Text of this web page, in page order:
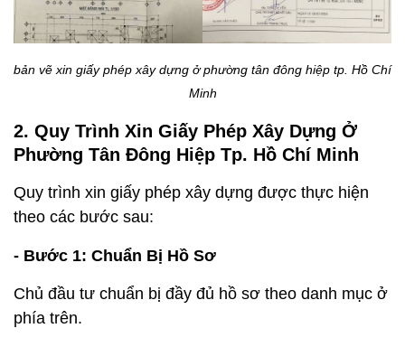
bản vẽ xin giấy phép xây dựng ở phường tân đông hiệp tp. Hồ Chí
Minh
2. Quy Trình Xin Giấy Phép Xây Dựng Ở
Phường Tân Đông Hiệp Tp. Hồ Chí Minh
Quy trình xin giấy phép xây dựng được thực hiện
theo các bước sau:
- Bước 1: Chuẩn Bị Hồ Sơ
Chủ đầu tư chuẩn bị đầy đủ hồ sơ theo danh mục ở
phía trên.